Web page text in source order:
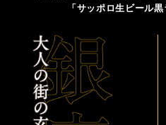
サッポロ生ビール黒ラベル
CLUB 黒ラベル
「サッポロ生ビール